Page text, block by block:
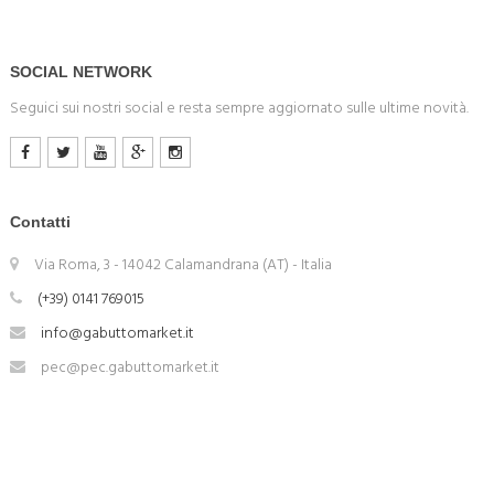
SOCIAL NETWORK
Seguici sui nostri social e resta sempre aggiornato sulle ultime novità.
Contatti
Via Roma, 3 - 14042 Calamandrana (AT) - Italia
(+39) 0141 769015
info@gabuttomarket.it
pec@pec.gabuttomarket.it